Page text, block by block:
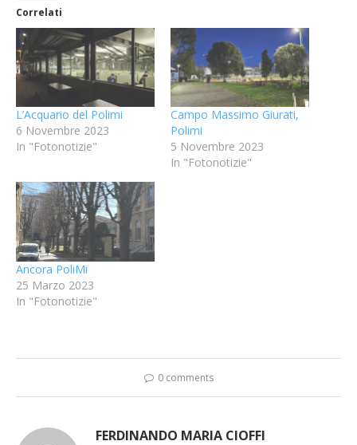
Correlati
L’Acquario del Polimi
6 Novembre 2023
In "Fotonotizie"
Campo Massimo Giurati,
Polimi
5 Novembre 2023
In "Fotonotizie"
Ancora PoliMi
25 Marzo 2023
In "Fotonotizie"
0 comments
FERDINANDO MARIA CIOFFI